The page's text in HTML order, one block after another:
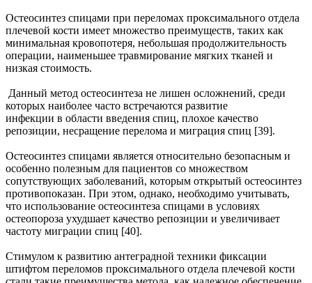
Остеосинтез спицами при переломах проксимального отдела
плечевой кости имеет множество преимуществ, таких как
минимальная кровопотеря, небольшая продолжительность
операции, наименьшее травмирование мягких тканей и
низкая стоимость.
Данный метод остеосинтеза не лишен осложнений, среди
которых наиболее часто встречаются развитие
инфекции в области введения спиц, плохое качество
репозиции, несращение перелома и миграция спиц [39].
Остеосинтез спицами является относительно безопасным и
особенно полезным для пациентов со множеством
сопутствующих заболеваний, которым открытый остеосинтез
противопоказан. При этом, однако, необходимо учитывать,
что использование остеосинтеза спицами в условиях
остеопороза ухудшает качество репозиции и увеличивает
частоту миграции спиц [40].
Стимулом к развитию антеградной техники фиксации
штифтом переломов проксимального отдела плечевой кости